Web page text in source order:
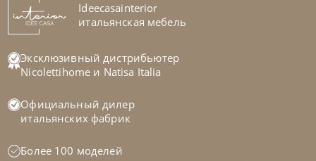
На заказ 45-90 дн
Ideecasainterior
итальянская мебель
Эксклюзивный дистрибьютер
Nicolettihome и Natisa Italia
Официальный дилер
итальянских фабрик
Более 100 моделей